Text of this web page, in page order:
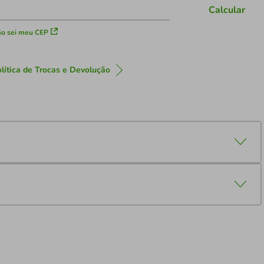
sei meu CEP
Calcular
de Trocas e Devolução